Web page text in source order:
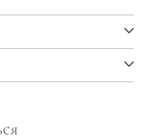
со стразами